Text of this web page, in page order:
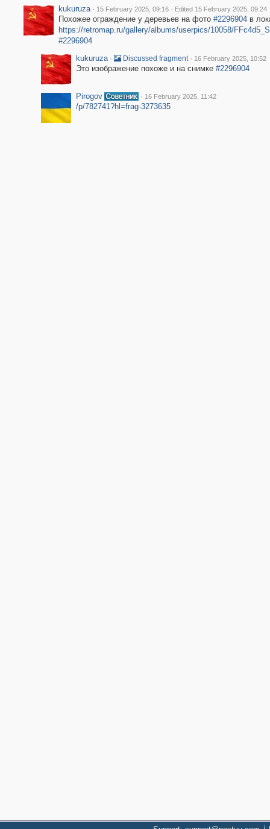
kukuruza · 15 February 2025, 09:16 · Edited 15 February 2025, 09:24
Похожее ограждение у деревьев на фото #2296904в
https://retromap.ru/gallery/albums/userpics/10058/
#2296904
kukuruza · Discussed fragment · 16 February 2025, 10:52
Это изображение похоже и на снимке #2296904
Pirogov · 16 February 2025, 11:42
/p/782741?hl=frag-3273635